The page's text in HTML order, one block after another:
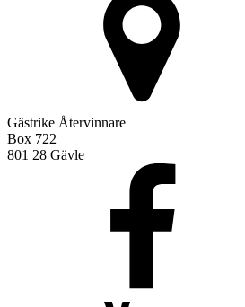
Gästrike Återvinnare
Box 722
801 28 Gävle